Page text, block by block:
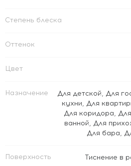
Степень блеска
Оттенок
Цвет
Назначение Для детской, Для
кухни, Для
Для коридора,
ванной, Для
Для бара,
Поверхность Тиснение в